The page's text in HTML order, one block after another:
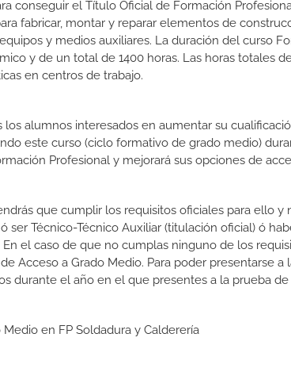
conseguir el Título Oficial de Formación
fabricar, montar y reparar elementos de
y medios auxiliares. La duración del curso
y de un total de 1400 horas. Las horas totales
en centros de trabajo.
alumnos interesados en aumentar su
este curso (ciclo formativo de grado medio)
Profesional y mejorará sus opciones de
que cumplir los requisitos oficiales para ello y
ser Técnico-Técnico Auxiliar (titulación oficial) ó
el caso de que no cumplas ninguno de los
Acceso a Grado Medio. Para poder presentarse a
durante el año en el que presentes a la prueba de
en FP Soldadura y Calderería